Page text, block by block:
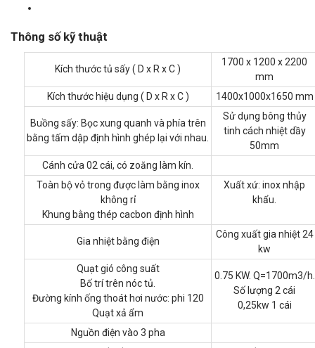
Thông số kỹ thuật
Kích thước tủ sấy ( D x R x C )
1700 x 1200 x 2200
mm
Kích thước hiệu dụng ( D x R x C )
1400x1000x1650 mm
Buồng sấy: Bọc xung quanh và phía trên
bằng tấm dập định hình ghép lại với nhau.
Sử dụng bông thủy
tinh cách nhiệt dầy
50mm
Cánh cửa 02 cái, có zoăng làm kín.
Toàn bộ vỏ trong được làm bằng inox
không rỉ
Khung bằng thép cacbon định hình
Xuất xứ: inox nhập
khẩu.
Gia nhiệt bằng điện
Công xuất gia nhiệt 24
kw
Quạt gió công suất
Bố trí trên nóc tủ.
Đường kính ống thoát hơi nước: phi 120
Quạt xả ẩm
0.75 KW. Q=1700m3/h.
Số lượng 2 cái
0,25kw 1 cái
Nguồn điện vào 3 pha